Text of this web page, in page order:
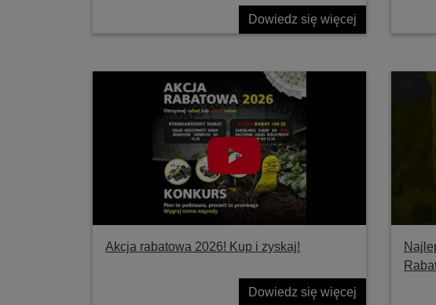
Dowiedz się więcej
Akcja rabatowa 2026! Kup i zyskaj!
Dowiedz się więcej